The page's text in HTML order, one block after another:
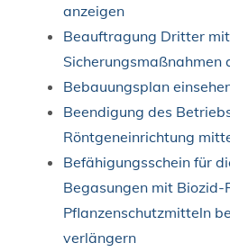
anzeigen
Beauftragung Dritter
Sicherungsmaßnahmen
Bebauungsplan
Beendigung des
Röntgeneinrichtung
Befähigungsschein für
Begasungen mit Biozid-
Pflanzenschutzmitteln
verlängern